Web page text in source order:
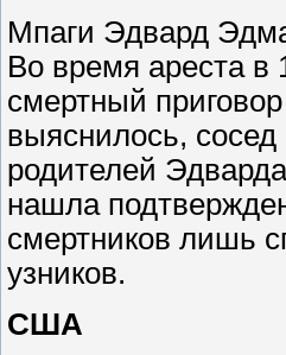
Мпаги Эдвард
Во время ареста в
смертный
выяснилось, сосед
родителей
нашла
смертников лишь
узников.
США